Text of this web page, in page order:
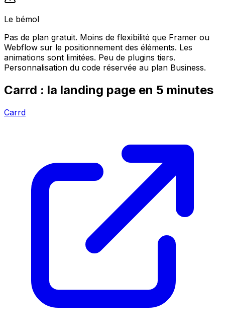
Le bémol
Pas de plan gratuit. Moins de flexibilité que Framer ou
Webflow sur le positionnement des éléments. Les
animations sont limitées. Peu de plugins tiers.
Personnalisation du code réservée au plan Business.
Carrd : la landing page en 5 minutes
Carrd